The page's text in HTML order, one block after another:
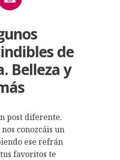
de
Belleza y
post diferente.
conozcáis un
ese refrán
favoritos te